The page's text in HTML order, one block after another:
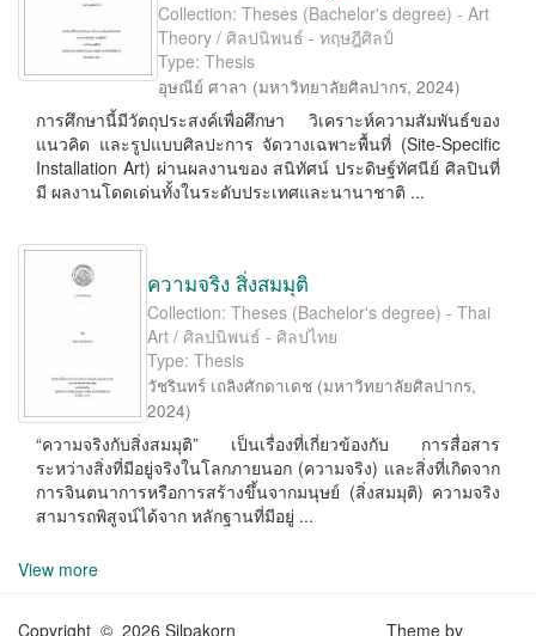
Collection: Theses (Bachelor's degree) - Art
Theory / ศิลปนิพนธ์ - ทฤษฎีศิลป์
Type: Thesis
อุษณีย์ ศาลา (มหาวิทยาลัยศิลปากร,2024)
การศึกษานี้มีวัตถุประสงค์เพื่อศึกษา วิเคราะห์ความสัมพันธ์ของ
แนวคิด และรูปแบบศิลปะการ จัดวางเฉพาะพื้นที่ (Site-Speciﬁc
Installation Art) ผ่านผลงานของ สนิทัศน์ ประดิษฐ์ทัศนีย์ ศิลปินที่
มี ผลงานโดดเด่นทั้งในระดับประเทศและนานาชาติ ...
ความจริง สิ่งสมมุติ
Collection: Theses (Bachelor's degree) - Thai
Art / ศิลปนิพนธ์ - ศิลปไทย
Type: Thesis
วัชรินทร์ เถลิงศักดาเดช (มหาวิทยาลัยศิลปากร,
2024)
“ความจริงกับสิ่งสมมุติ” เป็นเรื่องที่เกี่ยวข้องกับ การสื่อสาร
ระหว่างสิ่งที่มีอยู่จริงในโลกภายนอก (ความจริง) และสิ่งที่เกิดจาก
การจินตนาการหรือการสร้างขึ้นจากมนุษย์ (สิ่งสมมุติ) ความจริง
สามารถพิสูจน์ได้จาก หลักฐานที่มีอยู่ ...
View more
Copyright © 2026 Silpakorn Theme by